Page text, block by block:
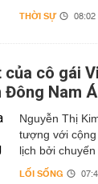
THỜI SỰ
cô gái
Đông Nam Á
Nguyễn Thị
tượng với
lịch bởi chuyến
LỐI SỐNG